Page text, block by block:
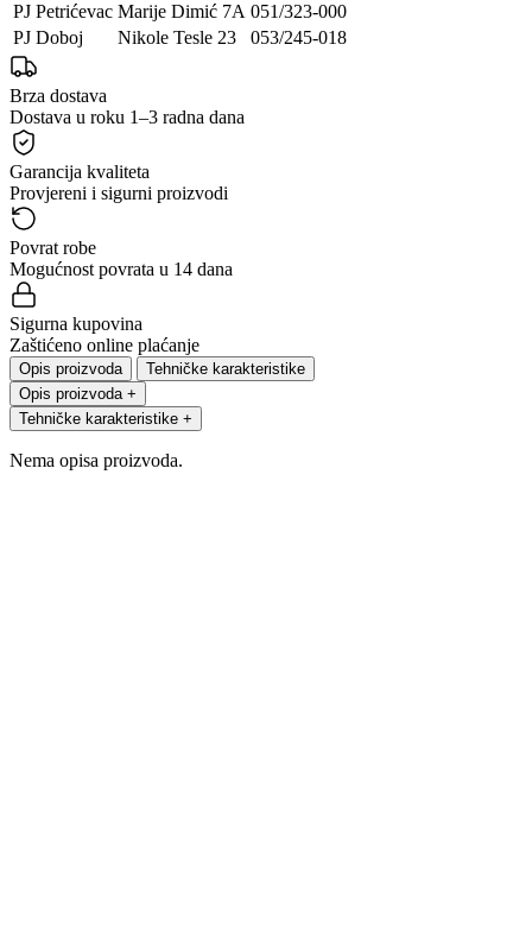
PJ Petrićevac Marije Dimić 7A 051/323-000
PJ Doboj
Nikole Tesle 23 053/245-018
Brza dostava
Dostava u roku 1–3 radna dana
Garancija kvaliteta
Provjereni i sigurni proizvodi
Povrat robe
Mogućnost povrata u 14 dana
Sigurna kupovina
Zaštićeno online plaćanje
Opis proizvoda
Tehničke karakteristike
Opis proizvoda +
Tehničke karakteristike +
Nema opisa proizvoda.